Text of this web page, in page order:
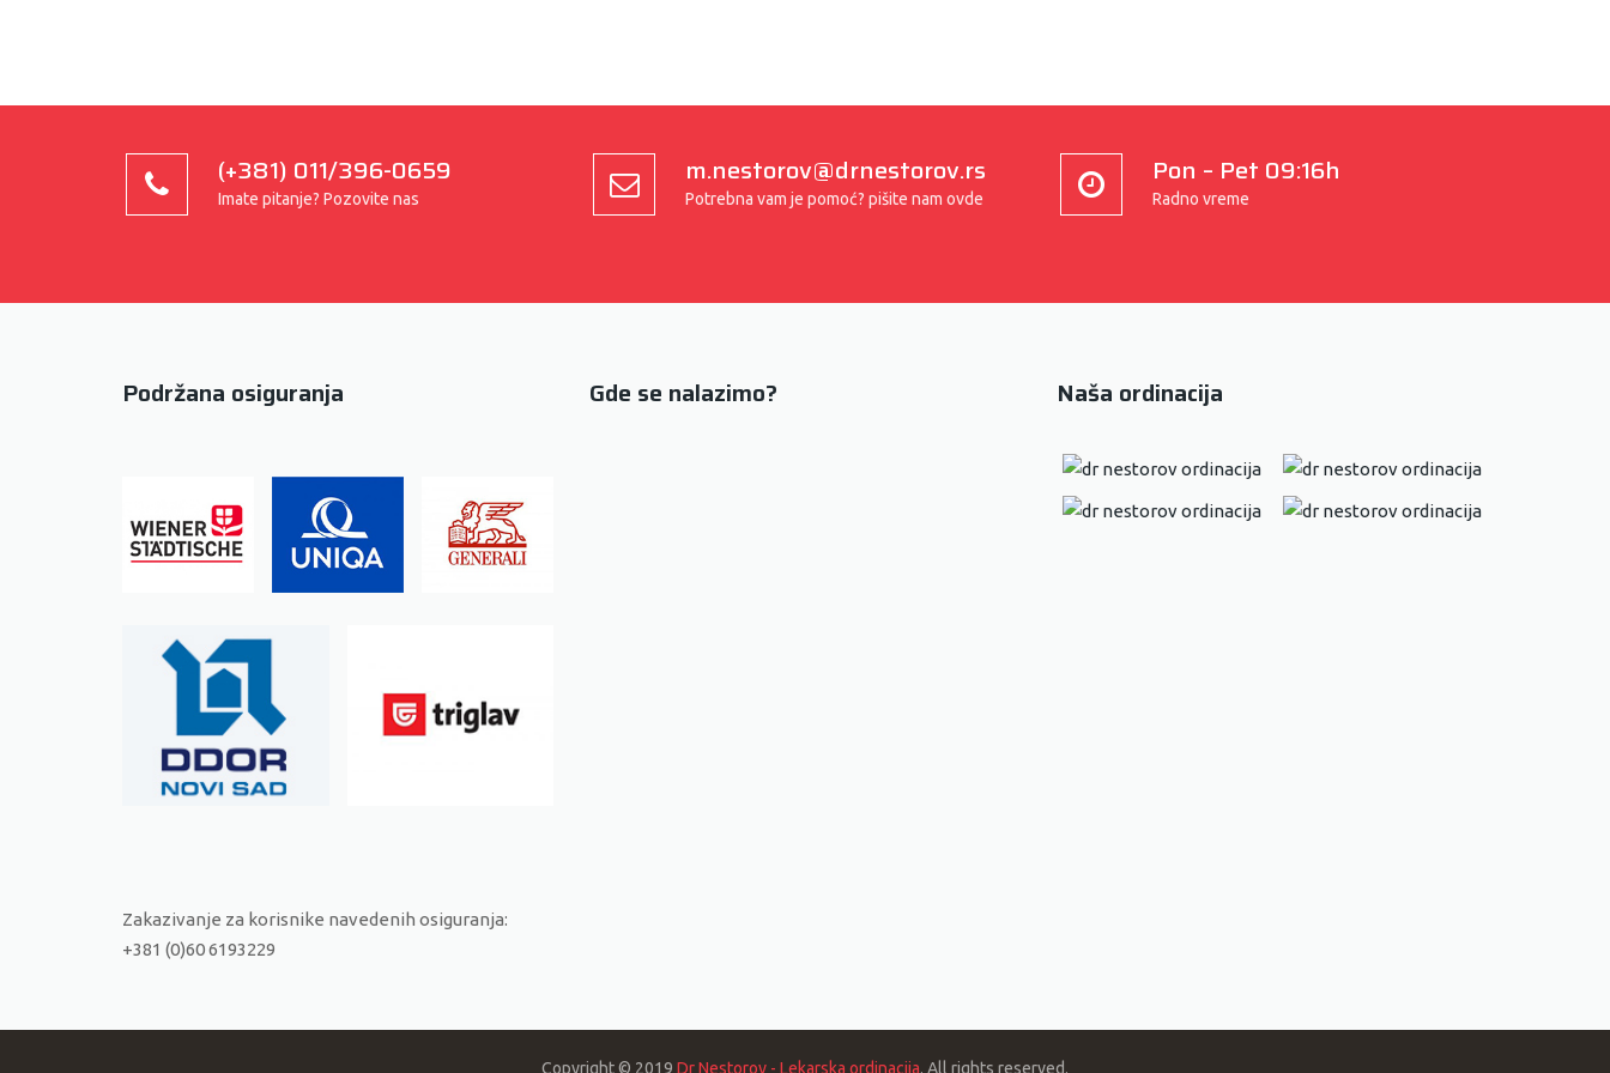
(+381) 011/396-0659
Imate pitanje? Pozovite nas
m.nestorov@drnestorov.rs
Potrebna vam je pomoć? pišite nam ovde
Pon – Pet 09:16h
Radno vreme
Podržana osiguranja
Zakazivanje za korisnike navedenih osiguranja:
+381 (0)60 6193229
Gde se nalazimo? Naša ordinacija
Copyright © 2019 Dr Nestorov - Lekarska ordinacija. All rights reserved.